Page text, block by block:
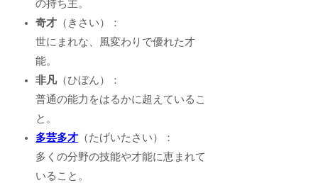
の持ち主。
奇才 （きさい）：
世にまれな、風変わりで優れた才
能。
非凡（ひぼん）：
普通の能力をはるかに超えているこ
と。
多芸多才 （たげいたさい）：
多くの分野の技能や才能に恵まれて
いること。